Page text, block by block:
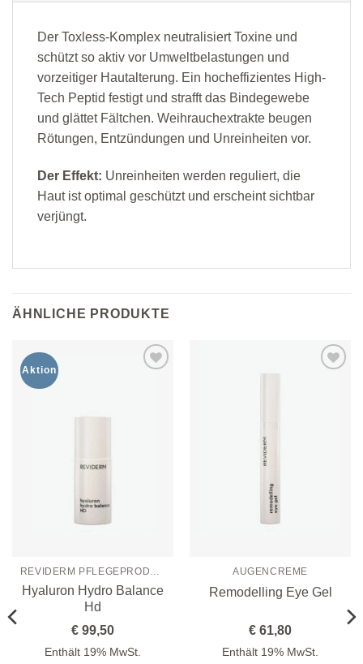
Der Toxless-Komplex neutralisiert Toxine und
schützt so aktiv vor Umweltbelastungen und
vorzeitiger Hautalterung. Ein hocheffizientes High-
Tech Peptid festigt und strafft das Bindegewebe
und glättet Fältchen. Weihrauchextrakte beugen
Rötungen, Entzündungen und Unreinheiten vor.
Der Effekt: Unreinheiten werden reguliert, die
Haut ist optimal geschützt und erscheint sichtbar
verjüngt.
ÄHNLICHE PRODUKTE
Aktion
Hyaluron Hydro Balance
Hd
€ 99,50
Enthält 19% MwSt.
AUGENCREME
Remodelling Eye Gel
€ 61,80
Enthält 19% MwSt.